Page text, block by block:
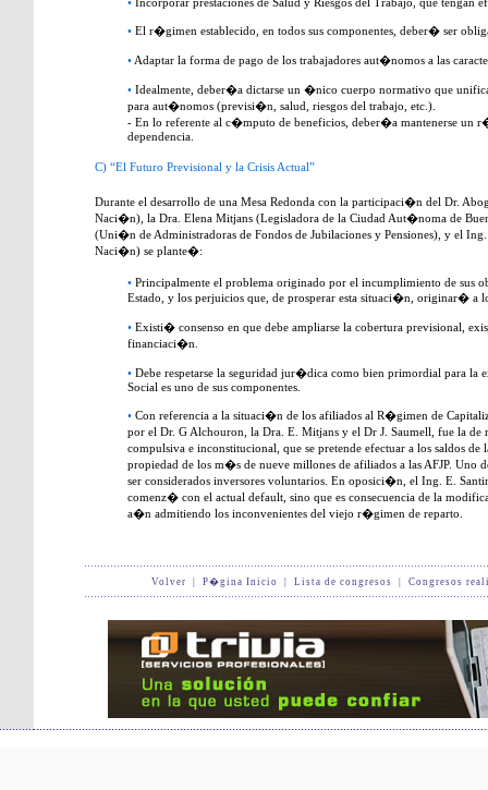
• El r�gimen establecido, en todos sus componentes, deber� ser
• Adaptar la forma de pago de los trabajadores aut�nomos a las
• Idealmente, deber�a dictarse un �nico cuerpo normativo que
para aut�nomos (previsi�n, salud, riesgos del trabajo, etc.).
- En lo referente al c�mputo de beneficios, deber�a mantenerse un
dependencia.
C) “El Futuro Previsional y la Crisis Actual”
Durante el desarrollo de una Mesa Redonda con la participaci�n del Dr.
Naci�n), la Dra. Elena Mitjans (Legisladora de la Ciudad Aut�noma de
(Uni�n de Administradoras de Fondos de Jubilaciones y Pensiones), y el
Naci�n) se plante�:
• Principalmente el problema originado por el incumplimiento de sus
Estado, y los perjuicios que, de prosperar esta situaci�n, originar� a
• Existi� consenso en que debe ampliarse la cobertura previsional,
financiaci�n.
• Debe respetarse la seguridad jur�dica como bien primordial para la
Social es uno de sus componentes.
• Con referencia a la situaci�n de los afiliados al R�gimen de
por el Dr. G Alchouron, la Dra. E. Mitjans y el Dr J. Saumell, fue la
compulsiva e inconstitucional, que se pretende efectuar a los saldos
propiedad de los m�s de nueve millones de afiliados a las AFJP. Uno
ser considerados inversores voluntarios. En oposici�n, el Ing. E.
comenz� con el actual default, sino que es consecuencia de la
a�n admitiendo los inconvenientes del viejo r�gimen de reparto.
Volver P�gina Inicio Lista de congresos Congresos